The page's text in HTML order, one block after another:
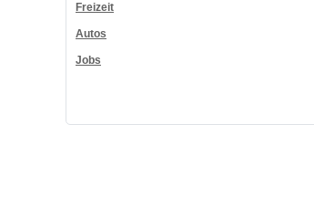
Freizeit
Autos
Jobs